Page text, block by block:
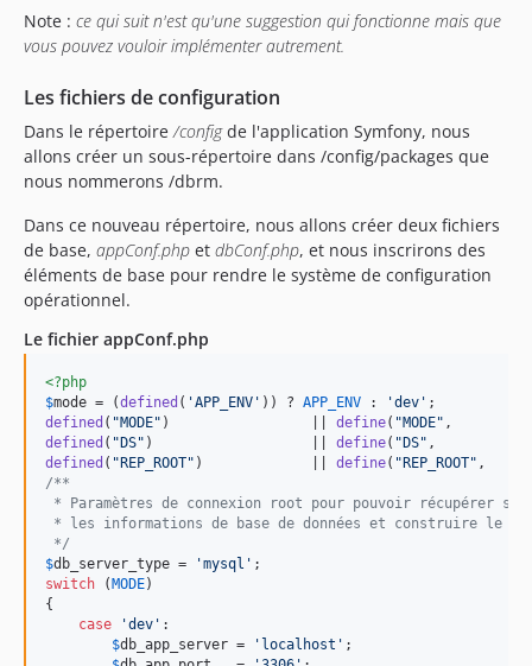
Note : ce qui suit n'est qu'une suggestion qui fonctionne mais que
vous pouvez vouloir implémenter autrement.
Les fichiers de configuration
Dans le répertoire/configde l'application Symfony, nous
allons créer un sous-répertoire dans /config/packages que
nous nommerons /dbrm.
Dans ce nouveau répertoire, nous allons créer deux fichiers
de base, appConf.php et dbConf.php, et nous inscrirons des
éléments de base pour rendre le système de configuration
opérationnel.
Le fichier appConf.php
<?php
$mode = (defined ( 'APP_ENV ' )) ? APP_ENV : 'dev '
defined ( "MODE" )                 || define( "MODE"
defined ( " DS" )                   || define( " DS"
defined ( " REP_ROOT" )             || define( " REP_ROOT"
/**
* Paramètres de connexion root pour pouvoir récupérer si
* les informations de base de données et construire le
*/
$db_server_type = 'mysql '
switch ( MODE)
{
case
'dev ' :
$db_app_server = ' localhost ' ;